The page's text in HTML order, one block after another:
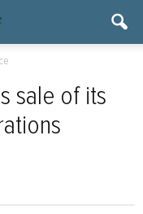
sale of its